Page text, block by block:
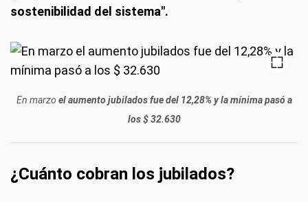
sostenibilidad del sistema".
En marzo el aumento jubilados fue del 12,28% y la mínima pasó a
los $ 32.630
¿Cuánto cobran los jubilados?